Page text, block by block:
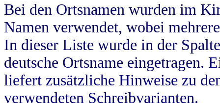
Bei den Ortsnamen wurden im
Namen verwendet, wobei
In dieser Liste wurde in der
deutsche Ortsname eingetragen.
liefert zusätzliche Hinweise zu
verwendeten Schreibvarianten.